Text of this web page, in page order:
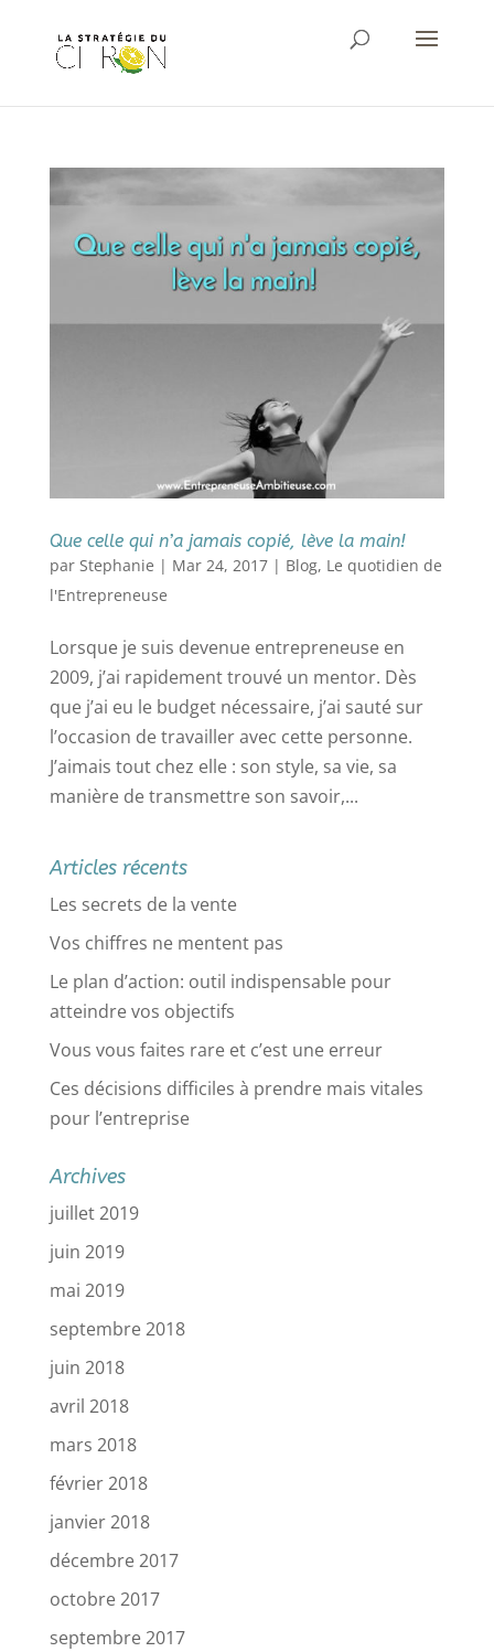
Que celle qui n’a jamais copié, lève la main!
par Stephanie | Mar 24, 2017| Blog, Le quotidien de
l'Entrepreneuse
Lorsque je suis devenue entrepreneuse en
2009, j’ai rapidement trouvé un mentor. Dès
que j’ai eu le budget nécessaire, j’ai sauté sur
l’occasion de travailler avec cette personne.
J’aimais tout chez elle : son style, sa vie, sa
manière de transmettre son savoir,...
Articles récents
Les secrets de la vente
Vos chiffres ne mentent pas
Le plan d’action: outil indispensable pour
atteindre vos objectifs
Vous vous faites rare et c’est une erreur
Ces décisions difficiles à prendre mais vitales
pour l’entreprise
Archives
juillet 2019
juin 2019
mai 2019
septembre 2018
juin 2018
avril 2018
mars 2018
février 2018
janvier 2018
décembre 2017
octobre 2017
septembre 2017